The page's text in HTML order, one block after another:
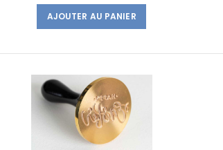
AJOUTER AU PANIER